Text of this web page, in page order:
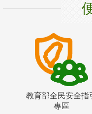
教育部全民安全指
專區